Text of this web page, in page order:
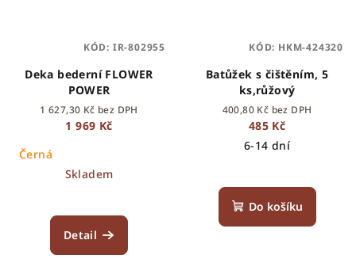
Deka bederní FLOWER
POWER
1 627,30 Kč bez DPH
1 969 Kč
Černá
Skladem
Detail
KÓD: IR-802955
Batůžek s čištěním, 5
ks,růžový
400,80 Kč bez DPH
485 Kč
6-14 dní
Do košíku
KÓD: HKM-424320